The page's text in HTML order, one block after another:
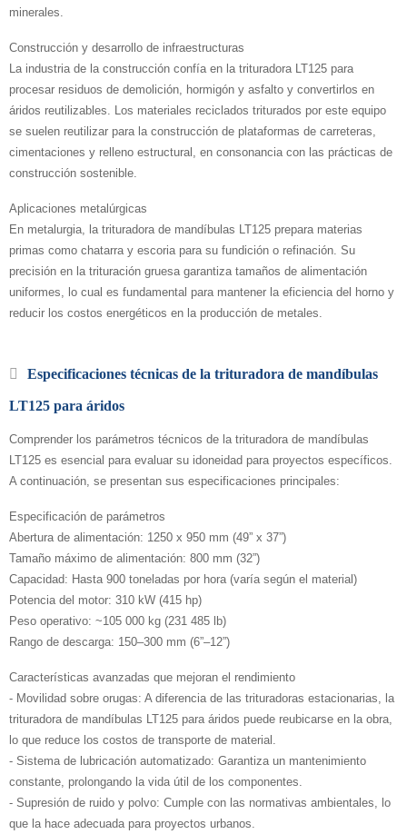
minerales.
Construcción y desarrollo de infraestructuras
La industria de la construcción confía en la trituradora LT125 para
procesar residuos de demolición, hormigón y asfalto y convertirlos en
áridos reutilizables. Los materiales reciclados triturados por este equipo
se suelen reutilizar para la construcción de plataformas de carreteras,
cimentaciones y relleno estructural, en consonancia con las prácticas de
construcción sostenible.
Aplicaciones metalúrgicas
En metalurgia, la trituradora de mandíbulas LT125 prepara materias
primas como chatarra y escoria para su fundición o refinación. Su
precisión en la trituración gruesa garantiza tamaños de alimentación
uniformes, lo cual es fundamental para mantener la eficiencia del horno y
reducir los costos energéticos en la producción de metales.
Especificaciones técnicas de la trituradora de mandíbulas
LT125 para áridos
Comprender los parámetros técnicos de la trituradora de mandíbulas
LT125 es esencial para evaluar su idoneidad para proyectos específicos.
A continuación, se presentan sus especificaciones principales:
Especificación de parámetros
Abertura de alimentación: 1250 x 950 mm (49” x 37”)
Tamaño máximo de alimentación: 800 mm (32”)
Capacidad: Hasta 900 toneladas por hora (varía según el material)
Potencia del motor: 310 kW (415 hp)
Peso operativo: ~105 000 kg (231 485 lb)
Rango de descarga: 150–300 mm (6”–12”)
Características avanzadas que mejoran el rendimiento
- Movilidad sobre orugas: A diferencia de las trituradoras estacionarias, la
trituradora de mandíbulas LT125 para áridos puede reubicarse en la obra,
lo que reduce los costos de transporte de material.
- Sistema de lubricación automatizado: Garantiza un mantenimiento
constante, prolongando la vida útil de los componentes.
- Supresión de ruido y polvo: Cumple con las normativas ambientales, lo
que la hace adecuada para proyectos urbanos.